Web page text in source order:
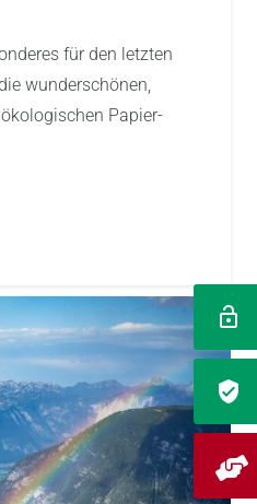
für den letzten
wunderschönen,
Papier-